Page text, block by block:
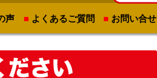
声 よくあるご質問 お問い合せ